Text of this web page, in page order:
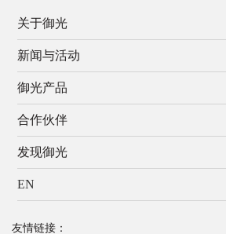
关于御光
新闻与活动
御光产品
合作伙伴
发现御光
EN
友情链接：